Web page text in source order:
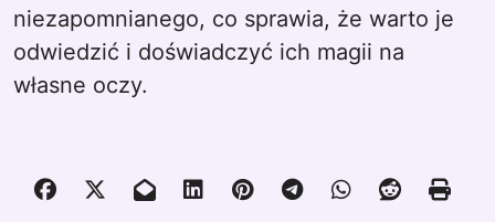
niezapomnianego, co sprawia, że warto je
odwiedzić i doświadczyć ich magii na
własne oczy.